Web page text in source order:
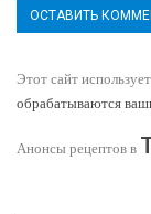
Этот сайт
обрабатываются
Анонсы рецептов в